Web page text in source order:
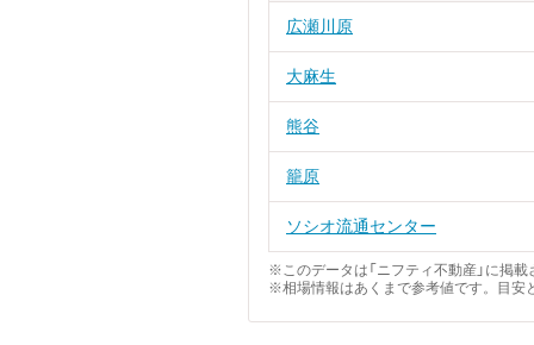
広瀬川原
大麻生
熊谷
籠原
ソシオ流通センター
※このデータは「ニフティ不動産」に掲
※相場情報はあくまで参考値です。目安